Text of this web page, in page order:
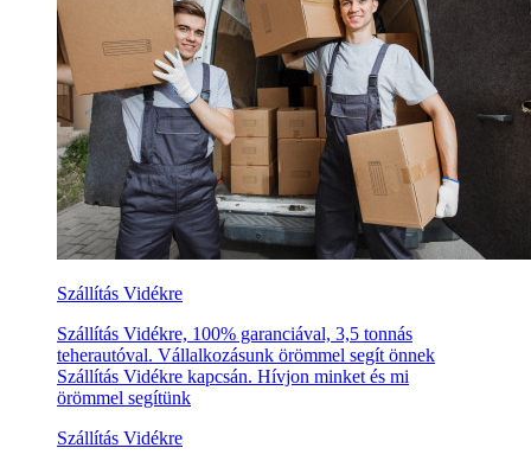
Szállítás Vidékre
Szállítás Vidékre, 100% garanciával, 3,5 tonnás
teherautóval. Vállalkozásunk örömmel segít önnek
Szállítás Vidékre kapcsán. Hívjon minket és mi
örömmel segítünk
Szállítás Vidékre